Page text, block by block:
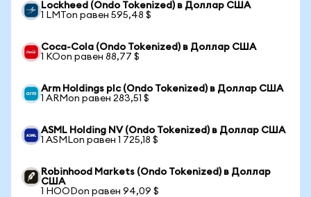
Lockheed (Ondo Tokenized) в Доллар США
1 LMTon равен 595,48 $
Coca-Cola (Ondo Tokenized) в Доллар США
1 KOon равен 88,77 $
Arm Holdings plc (Ondo Tokenized) в Доллар США
1 ARMon равен 283,51 $
ASML Holding NV (Ondo Tokenized) в Доллар США
1 ASMLon равен 1 725,18 $
Robinhood Markets (Ondo Tokenized) в Доллар
США
1 HOODon равен 94,09 $